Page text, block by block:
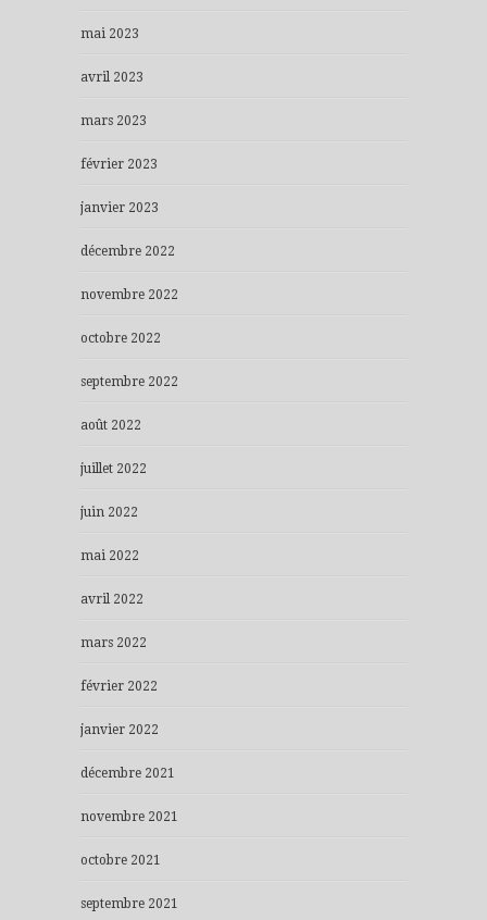
mai 2023
avril 2023
mars 2023
février 2023
janvier 2023
décembre 2022
novembre 2022
octobre 2022
septembre 2022
août 2022
juillet 2022
juin 2022
mai 2022
avril 2022
mars 2022
février 2022
janvier 2022
décembre 2021
novembre 2021
octobre 2021
septembre 2021